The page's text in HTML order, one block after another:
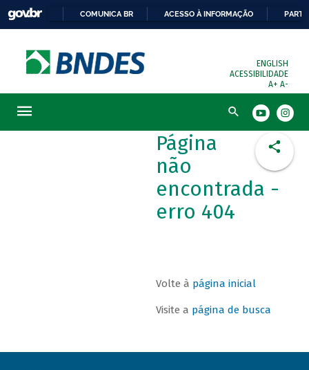
COMUNICA BR ACESSO À INFORMAÇÃO
ENGLISH
ACESSIBILIDADE
A+ A-
Busca
Página
não
encontrada -
erro 404
Volte à página inicial
Visite a página de busca